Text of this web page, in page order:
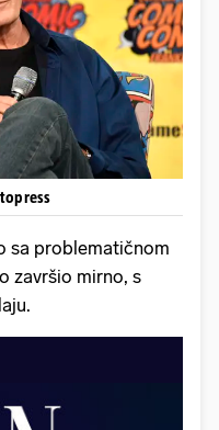
sa problematičnom
završio mirno, s